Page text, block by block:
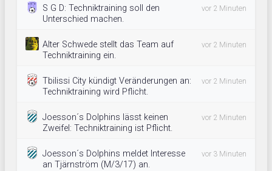
S G D: Techniktraining soll den
Unterschied machen.
vor 2 Minuten
Alter Schwede stellt das Team auf
Techniktraining ein.
vor 2 Minuten
Tbilissi City kündigt Veränderungen an:
Techniktraining wird Pflicht.
vor 2 Minuten
Joesson´s Dolphins lässt keinen
Zweifel: Techniktraining ist Pflicht.
vor 2 Minuten
Joesson´s Dolphins meldet Interesse
an Tjärnström (M/3/17) an.
vor 3 Minuten